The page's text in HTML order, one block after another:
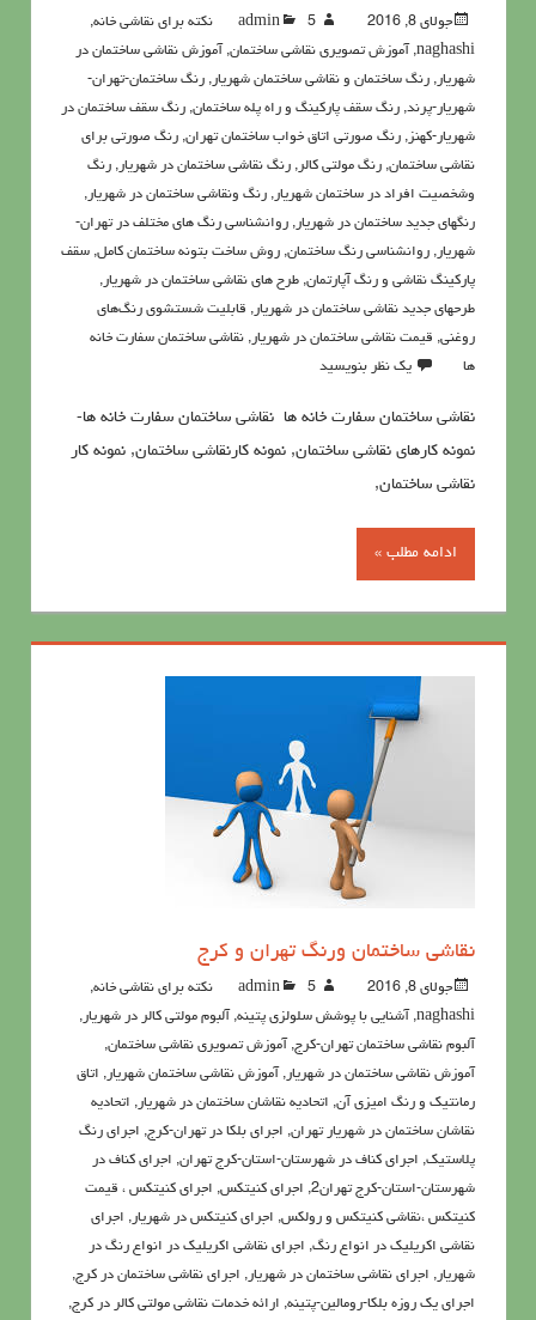
جولای 8, 2016 admin 5نکته برای نقاشی خانه
,
naghashi
, آموزش تصویری نقاشی ساختمان, آموزش نقاشی ساختمان در
شهریار , رنگ ساختمان و نقاشی ساختمان شهریار , رنگ ساختمان-تهران-
شهریار-پرند, رنگ سقف پارکینگ و راه پله ساختمان, رنگ سقف ساختمان در
شهریار-کهنز , رنگ صورتي اتاق خواب ساختمان تهران, رنگ صورتی برای
نقاشی ساختمان, رنگ مولتی کالر , رنگ نقاشی ساختمان در شهریار , رنگ
وشخصیت افراد در ساختمان شهریار , رنگ ونقاشی ساختمان در شهریار ,
رنگهای جدید ساختمان در شهریار , روانشناسي رنگ هاي مختلف در تهران-
شهریار , روانشناسی رنگ ساختمان, روش ساخت بتونه ساختمان کامل, سقف
پارکینگ نقاشی و رنگ آپارتمان, طرح های نقاشی ساختمان در شهریار ,
طرحهای جدید نقاشی ساختمان در شهریار , قابليت شستشوي رنگ‌هاي
روغني, قيمت نقاشي ساختمان در شهریار , نقاشی ساختمان سفارت خانه
ها
یک نظر بنویسید
نقاشی ساختمان سفارت خانه ها نقاشی ساختمان سفارت خانه ها-
نمونه کارهای نقاشی ساختمان, نمونه کارنقاشی ساختمان, نمونه کار
نقاشی ساختمان,
ادامه مطلب »
نقاشي ساختمان ورنگ تهران و کرج
جولای 8, 2016 admin 5نکته برای نقاشی خانه
,
naghashi
, آشنايي با پوشش سلولزي پتينه, آلبوم مولتی کالر در شهریار,
آلبوم نقاشی ساختمان تهران-کرج, آموزش تصویری نقاشی ساختمان,
آموزش نقاشی ساختمان در شهریار, آموزش نقاشی ساختمان شهریار, اتاق
رمانتیک و رنگ امیزی آن, اتحادیه نقاشان ساختمان در شهریار, اتحادیه
نقاشان ساختمان در شهریار تهران, اجرای بلکا در تهران-کرج, اجرای رنگ
پلاستیک, اجرای کناف در شهرستان-استان-کرج تهران, اجرای کناف در
شهرستان-استان-کرج تهران2 , اجرای کنیتکس, اجرای کنیتکس ، قیمت
کنیتکس ،نقاشي كنيتكس و رولكس, اجرای کنیتکس در شهریار, اجرای
نقاشی اکریلیک در انواع رنگ, اجرای نقاشی اکریلیک در انواع رنگ در
شهریار, اجرای نقاشی ساختمان در شهریار, اجرای نقاشی ساختمان در کرج,
اجرای یک روزه بلکا-رومالین-پتینه, ارائه خدمات نقاشی مولتی کالر در کرج,